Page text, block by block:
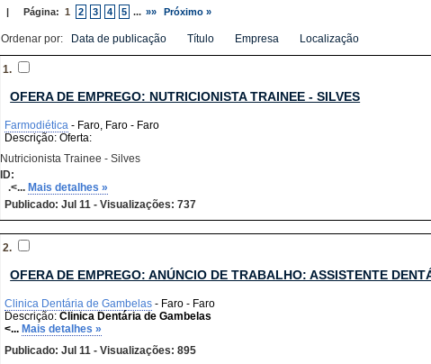
| Página: 1 2 3 4 5 ... »» Próximo »
Ordenar por: Data de publicação Título Empresa Localização
1.
OFERA DE EMPREGO: NUTRICIONISTA TRAINEE - SILVES
Farmodiética - Faro, Faro - Faro
Descrição: Oferta:
Nutricionista Trainee - Silves
ID:
.<... Mais detalhes »
Publicado: Jul 11 - Visualizações: 737
2.
OFERA DE EMPREGO: ANÚNCIO DE TRABALHO: ASSISTENTE
Clinica Dentária de Gambelas - Faro - Faro
Descrição: Clinica Dentária de Gambelas
<... Mais detalhes »
Publicado: Jul 11 - Visualizações: 895